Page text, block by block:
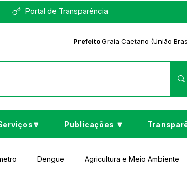
Portal de Transparência
PrefeitoGraia Caetano (União
Publicações 🔽
Dengue Agricultura e Meio Ambiente